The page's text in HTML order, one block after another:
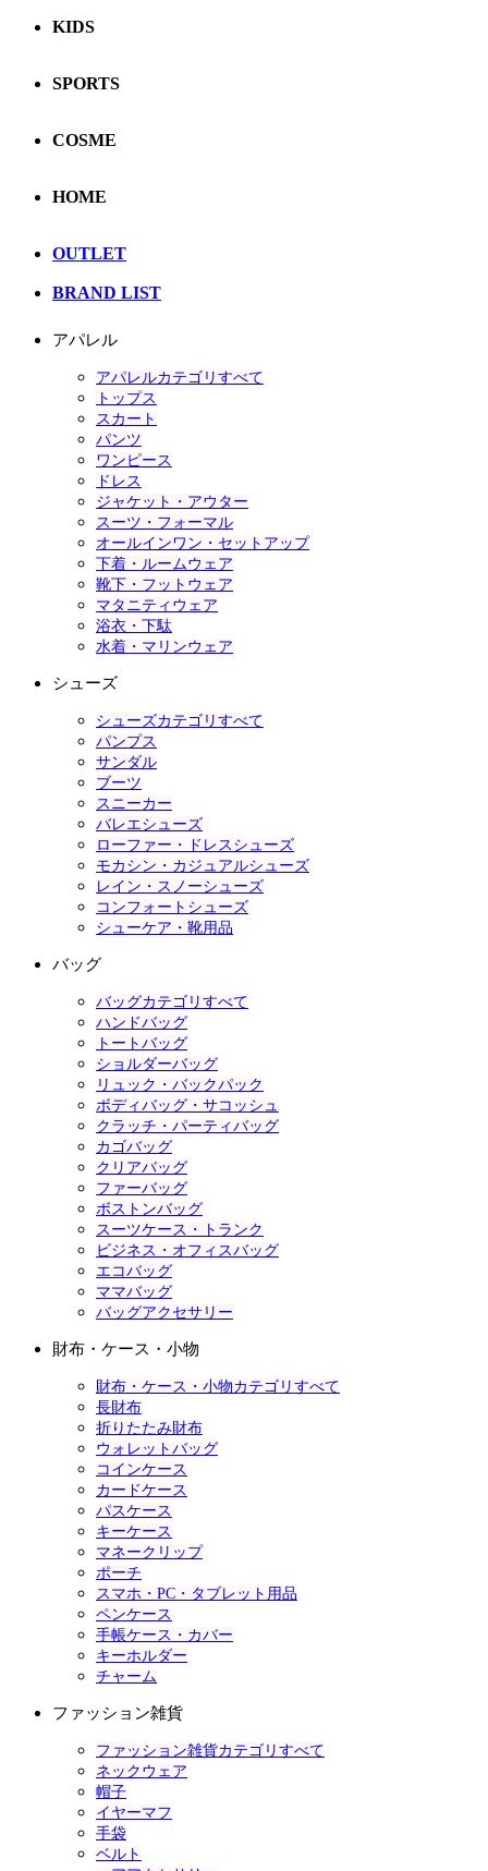
KIDS
SPORTS
COSME
HOME
OUTLET
BRAND LIST
アパレル
アパレルカテゴリすべて
トップス
スカート
パンツ
ワンピース
ドレス
ジャケット・アウター
スーツ・フォーマル
オールインワン・セットアップ
下着・ルームウェア
靴下・フットウェア
マタニティウェア
浴衣・下駄
水着・マリンウェア
シューズ
シューズカテゴリすべて
パンプス
サンダル
ブーツ
スニーカー
バレエシューズ
ローファー・ドレスシューズ
モカシン・カジュアルシューズ
レイン・スノーシューズ
コンフォートシューズ
シューケア・靴用品
バッグ
バッグカテゴリすべて
ハンドバッグ
トートバッグ
ショルダーバッグ
リュック・バックパック
ボディバッグ・サコッシュ
クラッチ・パーティバッグ
カゴバッグ
クリアバッグ
ファーバッグ
ボストンバッグ
スーツケース・トランク
ビジネス・オフィスバッグ
エコバッグ
ママバッグ
バッグアクセサリー
財布・ケース・小物
財布・ケース・小物カテゴリすべて
長財布
折りたたみ財布
ウォレットバッグ
コインケース
カードケース
パスケース
キーケース
マネークリップ
ポーチ
スマホ・PC・タブレット用品
ペンケース
手帳ケース・カバー
キーホルダー
チャーム
ファッション雑貨
ファッション雑貨カテゴリすべて
ネックウェア
帽子
イヤーマフ
手袋
ベルト